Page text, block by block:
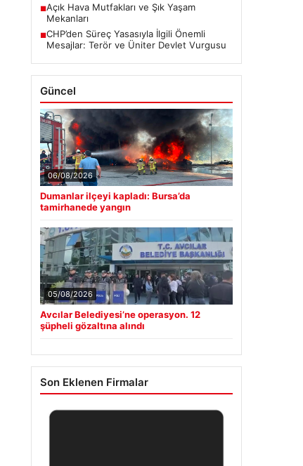
■Açık Hava Mutfakları ve Şık Yaşam
Mekanları
■CHP’den Süreç Yasasıyla İlgili Önemli
Mesajlar: Terör ve Üniter Devlet Vurgusu
Güncel
06/08/2026
Dumanlar ilçeyi kapladı: Bursa’da
tamirhanede yangın
05/08/2026
Avcılar Belediyesi’ne operasyon. 12
şüpheli gözaltına alındı
Son Eklenen Firmalar